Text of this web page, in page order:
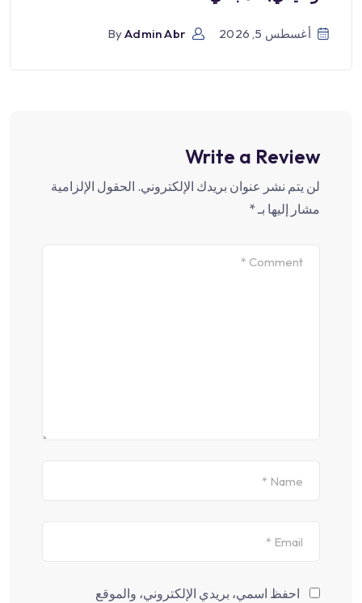
أغسطس 5, 2026 ByAdmin Abr
Write a Review
لن يتم نشر عنوان بريدك الإلكتروني. الحقول الإلزامية
مشار إليها بـ*
احفظ اسمي، بريدي الإلكتروني، والموقع